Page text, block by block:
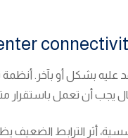
بشكل أو بآخر. أنظمة
يجب أن تعمل باستقرار
أثر الترابط